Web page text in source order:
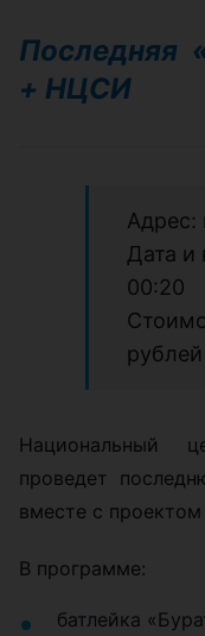
Последняя
+ НЦСИ
Адрес:
Дата и
00:20
рублей
Национальный
проведет
вместе с проектом
В программе:
батлейка